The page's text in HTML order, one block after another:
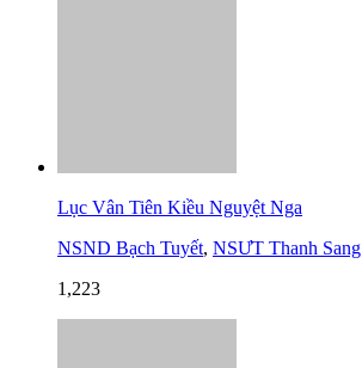
Lục Vân Tiên Kiều Nguyệt Nga
NSND Bạch Tuyết, NSƯT Thanh Sang
1,223